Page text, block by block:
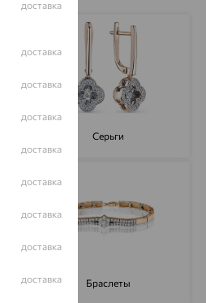
Серьги
Браслеты
доставка
доставка
доставка
доставка
доставка
доставка
доставка
доставка
доставка